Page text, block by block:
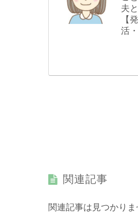
夫
【
活
関連記事
関連記事は見つかりま